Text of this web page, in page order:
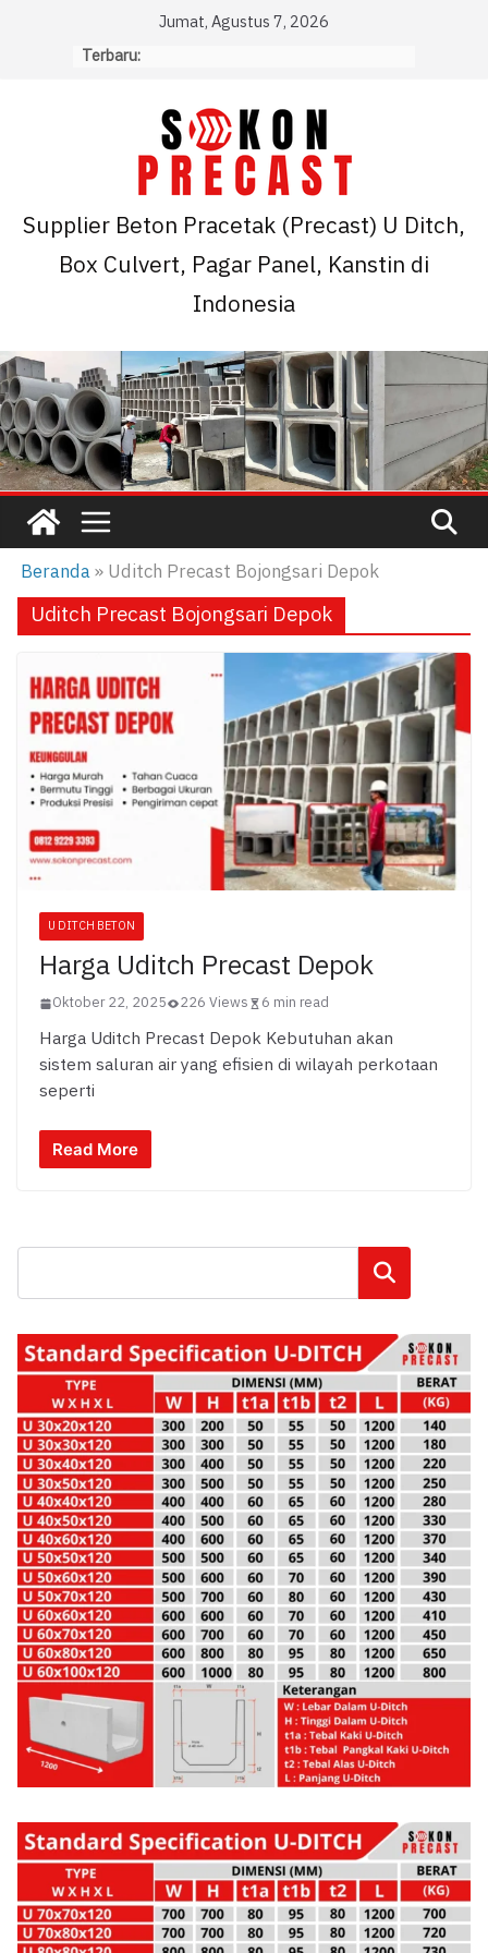
Jumat, Agustus 7, 2026
Terbaru:
Supplier Beton Pracetak (Precast) U Ditch,
Box Culvert, Pagar Panel, Kanstin di
Indonesia
Beranda» Uditch Precast Bojongsari Depok
Uditch Precast Bojongsari Depok
U DITCH BETON
Harga Uditch Precast Depok
Oktober 22, 2025 226 Views 6 min read
Harga Uditch Precast Depok Kebutuhan akan
sistem saluran air yang efisien di wilayah perkotaan
seperti
Read More
Cari